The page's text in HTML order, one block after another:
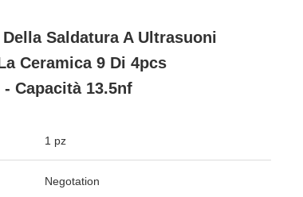
Saldatura A Ultrasuoni
Ceramica 9 Di 4pcs
Capacità 13.5nf
1 pz
Negotation